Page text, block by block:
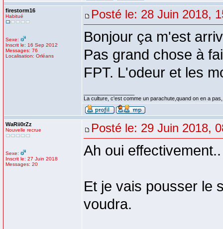
firestorm16
Habitué
Sexe:
Inscrit le: 16 Sep 2012
Messages: 76
Localisation: Orléans
Posté le: 28 Juin 2018,
Bonjour ça m'est
Pas grand chose à
FPT. L'odeur et les
La culture, c'est comme un parachute,quand on en a
WaRii0rZz
Nouvelle recrue
Sexe:
Inscrit le: 27 Juin 2018
Messages: 20
Posté le: 29 Juin 2018,
Ah oui effectivement..
Et je vais pousser le
voudra.